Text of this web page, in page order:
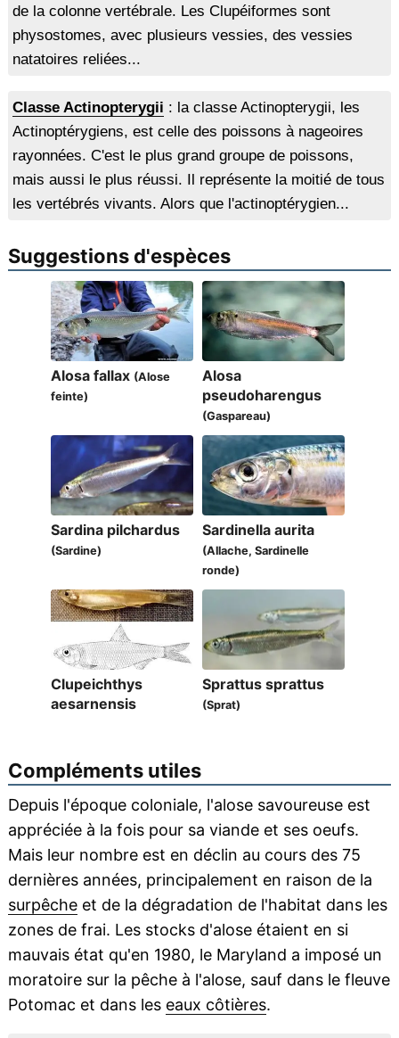
de la colonne vertébrale. Les Clupéiformes sont
physostomes, avec plusieurs vessies, des vessies
natatoires reliées...
Classe Actinopterygii : la classe Actinopterygii, les
Actinoptérygiens, est celle des poissons à nageoires
rayonnées. C'est le plus grand groupe de poissons,
mais aussi le plus réussi. Il représente la moitié de tous
les vertébrés vivants. Alors que l'actinoptérygien...
Suggestions d'espèces
Alosa fallax (Alose
feinte)
Alosa
pseudoharengus
(Gaspareau)
Sardina pilchardus
(Sardine)
Sardinella aurita
(Allache, Sardinelle
ronde)
Clupeichthys
aesarnensis
Sprattus sprattus
(Sprat)
Compléments utiles
Depuis l'époque coloniale, l'alose savoureuse est
appréciée à la fois pour sa viande et ses oeufs.
Mais leur nombre est en déclin au cours des 75
dernières années, principalement en raison de la
surpêcheet de la dégradation de l'habitat dans les
zones de frai. Les stocks d'alose étaient en si
mauvais état qu'en 1980, le Maryland a imposé un
moratoire sur la pêche à l'alose, sauf dans le fleuve
Potomac et dans les eaux côtières.